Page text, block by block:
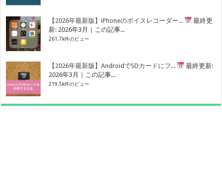
【2026年最新版】iPhoneのボイスレコーダー...
最終更
新: 2026年3月｜この記事...
261.7k件のビュー
【2026年最新版】AndroidでSDカードにフ...
最終更新:
2026年3月｜この記事...
219.5k件のビュー